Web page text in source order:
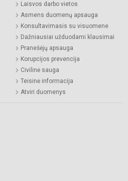
Laisvos darbo vietos
Asmens duomenų apsauga
Konsultavimasis su visuomene
Dažniausiai užduodami klausimai
Pranešėjų apsauga
Korupcijos prevencija
Civilinė sauga
Teisinė informacija
Atviri duomenys